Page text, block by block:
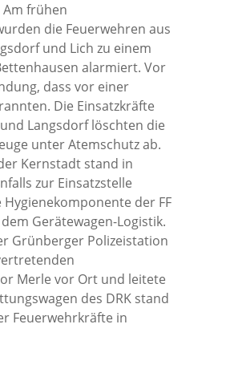
Am frühen
die Feuerwehren aus
und Lich zu einem
alarmiert. Vor
dass vor einer
Die Einsatzkräfte
Langsdorf löschten die
unter Atemschutz ab.
Kernstadt stand in
zur Einsatzstelle
der FF
Gerätewagen-Logistik.
Grünberger Polizeistation
Merle vor Ort und leitete
des DRK stand
Feuerwehrkräfte in